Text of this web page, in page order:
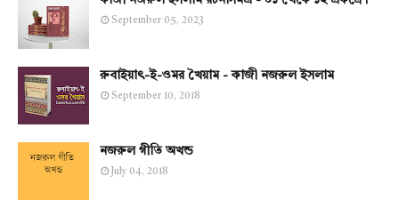
September 05, 2023
রুবাইয়াৎ-ই-ওমর খৈয়াম - কাজী নজরুল ইসলাম
September 10, 2018
নজরুল গীতি অখন্ড
July 04, 2018